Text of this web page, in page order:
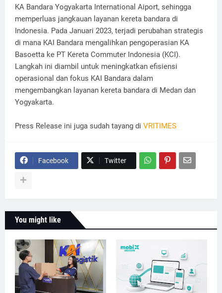
KA Bandara Yogyakarta International Aiport, sehingga
memperluas jangkauan layanan kereta bandara di
Indonesia. Pada Januari 2023, terjadi perubahan strategis
di mana KAI Bandara mengalihkan pengoperasian KA
Basoetta ke PT Kereta Commuter Indonesia (KCI).
Langkah ini diambil untuk meningkatkan efisiensi
operasional dan fokus KAI Bandara dalam
mengembangkan layanan kereta bandara di Medan dan
Yogyakarta.
Press Release ini juga sudah tayang di VRITIMES
Facebook Twitter
You might like